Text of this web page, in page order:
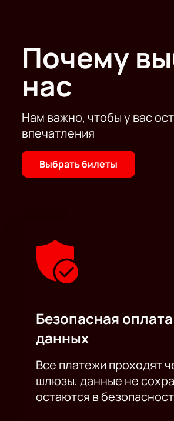
Почему
нас
Нам важно, чтобы у вас
впечатления
Выбрать билеты
Безопасная
данных
Все платежи проходят
шлюзы, данные не
остаются в